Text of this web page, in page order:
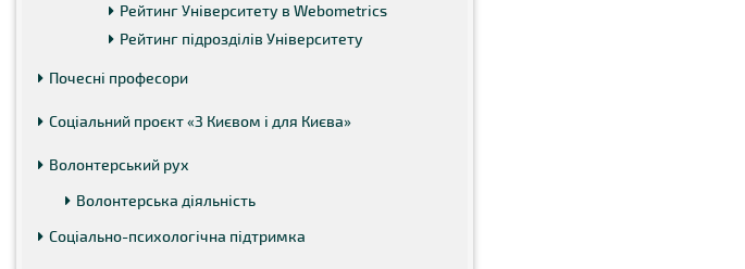
Рейтинг Університету в Webometrics
Рейтинг підрозділів Університету
Почесні професори
Соціальний проєкт «З Києвом і для Києва»
Волонтерський рух
Волонтерська діяльність
Соціально-психологічна підтримка